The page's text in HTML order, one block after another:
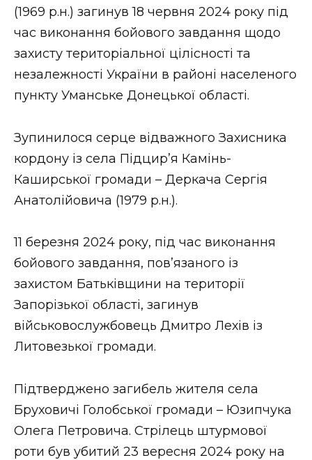
Втрачений Ужгород (відеоверсія)
ЗАКАРПАТСЬКІ НОВИНИ
НОВИНИ ЗАХІДНОЇ УКРАЇНИ
ФОТО
ВІДЕО
(1969 р.н.) загинув 18 червня 2024 року під
час виконання бойового завдання щодо
захисту територіальної цілісності та
незалежності України в районі населеного
пункту Уманське Донецької області.
Зупинилося серце відважного Захисника
кордону із села Підцир’я Камінь-
Каширської громади – Деркача Сергія
Анатолійовича (1979 р.н.).
11 березня 2024 року, під час виконання
бойового завдання, повʼязаного із
захистом Батьківщини на території
Запорізької області, загинув
військовослужбовець Дмитро Лехів із
Литовезької громади.
Підтверджено загибель жителя села
Бруховичі Голобської громади – Юзипчука
Олега Петровича. Стрілець штурмової
роти був убитий 23 вересня 2024 року на